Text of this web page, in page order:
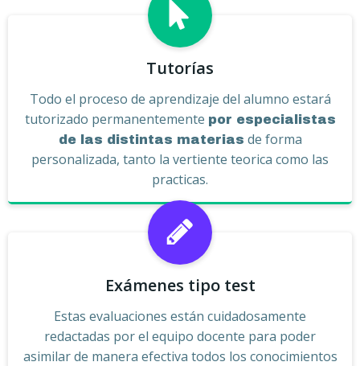
Tutorías
Todo el proceso de aprendizaje del alumno estará
tutorizado permanentemente por especialistas
de las distintas materias de forma
personalizada, tanto la vertiente teorica como las
practicas.
Exámenes tipo test
Estas evaluaciones están cuidadosamente
redactadas por el equipo docente para poder
asimilar de manera efectiva todos los conocimientos